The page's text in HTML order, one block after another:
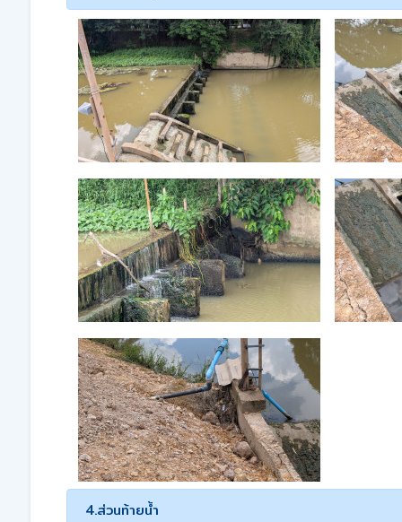
4.ส่วนท้ายน้ำ